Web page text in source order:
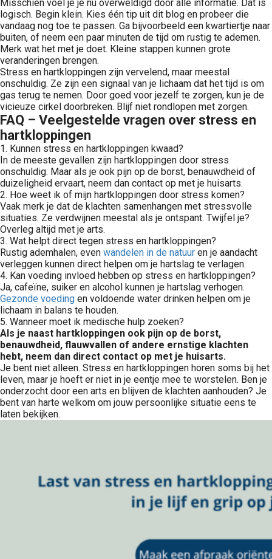
Misschien voel je je nu overweldigd door alle informatie. Dat is
logisch. Begin klein. Kies één tip uit dit blog en probeer die
vandaag nog toe te passen. Ga bijvoorbeeld een kwartiertje naar
buiten, of neem een paar minuten de tijd om rustig te ademen.
Merk wat het met je doet. Kleine stappen kunnen grote
veranderingen brengen.
Stress en hartkloppingen zijn vervelend, maar meestal
onschuldig. Ze zijn een signaal van je lichaam dat het tijd is om
gas terug te nemen. Door goed voor jezelf te zorgen, kun je de
vicieuze cirkel doorbreken. Blijf niet rondlopen met zorgen.
FAQ – Veelgestelde vragen over stress en
hartkloppingen
1. Kunnen stress en hartkloppingen kwaad?
In de meeste gevallen zijn hartkloppingen door stress
onschuldig. Maar als je ook pijn op de borst, benauwdheid of
duizeligheid ervaart, neem dan contact op met je huisarts.
2. Hoe weet ik of mijn hartkloppingen door stress komen?
Vaak merk je dat de klachten samenhangen met stressvolle
situaties. Ze verdwijnen meestal als je ontspant. Twijfel je?
Overleg altijd met je arts.
3. Wat helpt direct tegen stress en hartkloppingen?
Rustig ademhalen, even wandelen in de natuur en je aandacht
verleggen kunnen direct helpen om je hartslag te verlagen.
4. Kan voeding invloed hebben op stress en hartkloppingen?
Ja, cafeïne, suiker en alcohol kunnen je hartslag verhogen.
Gezonde voeding en voldoende water drinken helpen om je
lichaam in balans te houden.
5. Wanneer moet ik medische hulp zoeken?
Als je naast hartkloppingen ook pijn op de borst,
benauwdheid, flauwvallen of andere ernstige klachten
hebt, neem dan direct contact op met je huisarts.
Je bent niet alleen. Stress en hartkloppingen horen soms bij het
leven, maar je hoeft er niet in je eentje mee te worstelen. Ben je
onderzocht door een arts en blijven de klachten aanhouden? Je
bent van harte welkom om jouw persoonlijke situatie eens te
laten bekijken.